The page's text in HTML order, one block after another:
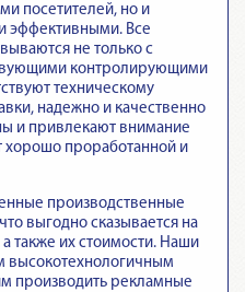
посетителей, но и
эффективными. Все
не только с
контролирующими
техническому
надежно и качественно
и привлекают внимание
хорошо проработанной и
производственные
выгодно сказывается на
также их стоимости. Наши
производить рекламные